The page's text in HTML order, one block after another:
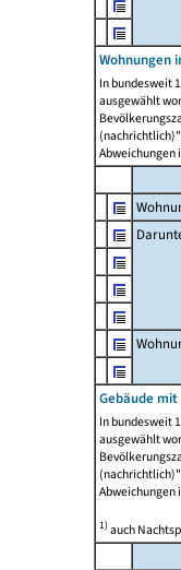
Wohnungen
In bundesweit
ausgewählt
Abweichungen
Gebäude
In bundesweit
ausgewählt
Abweichungen
1)auch